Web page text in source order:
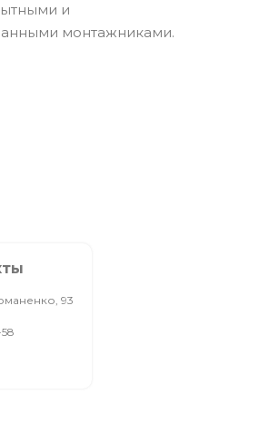
и
монтажниками.
93